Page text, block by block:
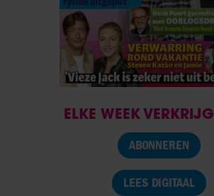
ELKE WEEK
ABONNEREN
LEES DIGITAAL